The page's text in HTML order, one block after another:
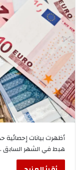
أظهرت بيانات إحصائية
هبط في الشهر السابق